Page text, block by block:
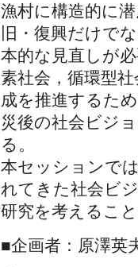
漁村に構造的に
旧・復興だけで
本的な見直しが
素社会，循環型
成を推進するた
災後の社会ビジ
る。
本セッションで
れてきた社会ビ
研究を考えるこ
■企画者：原澤英